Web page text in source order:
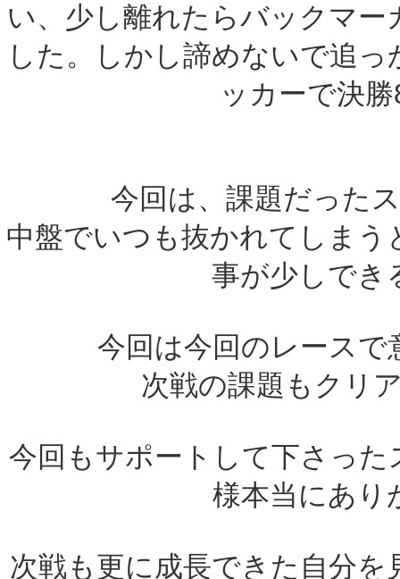
い、少し離れたらバックマ
した。しかし諦めないで追
ッカーで決
今回は、課題だった
中盤でいつも抜かれてしま
事が少しでき
今回は今回のレース
次戦の課題もクリ
今回もサポートして下さっ
様本当にあり
次戦も更に成長できた自分